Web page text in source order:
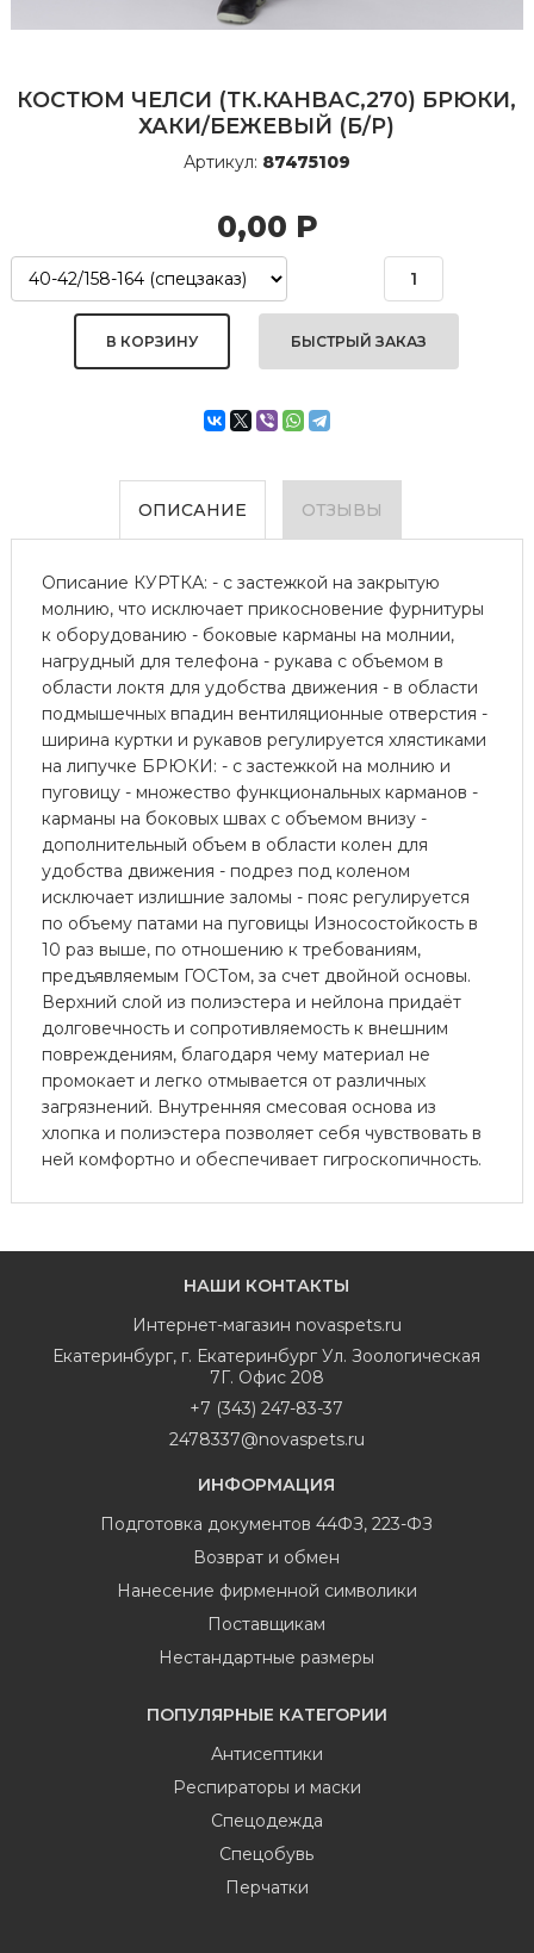
КОСТЮМ ЧЕЛСИ (ТК.КАНВАС,270) БРЮКИ,
ХАКИ/БЕЖЕВЫЙ (Б/Р)
Артикул: 87475109
0,00 Р
БЫСТРЫЙ ЗАКАЗ
ОПИСАНИЕ ОТЗЫВЫ
Описание КУРТКА: - с застежкой на закрытую
молнию, что исключает прикосновение фурнитуры
к оборудованию - боковые карманы на молнии,
нагрудный для телефона - рукава с объемом в
области локтя для удобства движения - в области
подмышечных впадин вентиляционные отверстия -
ширина куртки и рукавов регулируется хлястиками
на липучке БРЮКИ: - с застежкой на молнию и
пуговицу - множество функциональных карманов -
карманы на боковых швах с объемом внизу -
дополнительный объем в области колен для
удобства движения - подрез под коленом
исключает излишние заломы - пояс регулируется
по объему патами на пуговицы Износостойкость в
10 раз выше, по отношению к требованиям,
предъявляемым ГОСТом, за счет двойной основы.
Верхний слой из полиэстера и нейлона придаёт
долговечность и сопротивляемость к внешним
повреждениям, благодаря чему материал не
промокает и легко отмывается от различных
загрязнений. Внутренняя смесовая основа из
хлопка и полиэстера позволяет себя чувствовать в
ней комфортно и обеспечивает гигроскопичность.
НАШИ КОНТАКТЫ
Интернет-магазин novaspets.ru
Екатеринбург, г. Екатеринбург Ул. Зоологическая
7Г. Офис 208
+7 (343) 247-83-37
2478337@novaspets.ru
ИНФОРМАЦИЯ
Подготовка документов 44ФЗ, 223-ФЗ
Возврат и обмен
Нанесение фирменной символики
Поставщикам
Нестандартные размеры
ПОПУЛЯРНЫЕ КАТЕГОРИИ
Антисептики
Респираторы и маски
Спецодежда
Спецобувь
Перчатки